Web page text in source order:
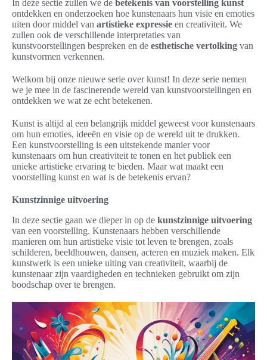
In deze sectie zullen we de betekenis van voorstelling kunst
ontdekken en onderzoeken hoe kunstenaars hun visie en emoties
uiten door middel van artistieke expressie en creativiteit. We
zullen ook de verschillende interpretaties van
kunstvoorstellingen bespreken en de esthetische vertolking van
kunstvormen verkennen.
Welkom bij onze nieuwe serie over kunst! In deze serie nemen
we je mee in de fascinerende wereld van kunstvoorstellingen en
ontdekken we wat ze echt betekenen.
Kunst is altijd al een belangrijk middel geweest voor kunstenaars
om hun emoties, ideeën en visie op de wereld uit te drukken.
Een kunstvoorstelling is een uitstekende manier voor
kunstenaars om hun creativiteit te tonen en het publiek een
unieke artistieke ervaring te bieden. Maar wat maakt een
voorstelling kunst en wat is de betekenis ervan?
Kunstzinnige uitvoering
In deze sectie gaan we dieper in op de kunstzinnige uitvoering
van een voorstelling. Kunstenaars hebben verschillende
manieren om hun artistieke visie tot leven te brengen, zoals
schilderen, beeldhouwen, dansen, acteren en muziek maken. Elk
kunstwerk is een unieke uiting van creativiteit, waarbij de
kunstenaar zijn vaardigheden en technieken gebruikt om zijn
boodschap over te brengen.